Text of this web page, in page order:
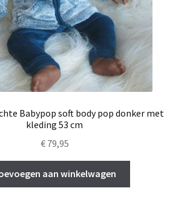
Babypop soft body pop donker met
kleding 53 cm
€79,95
aan winkelwagen